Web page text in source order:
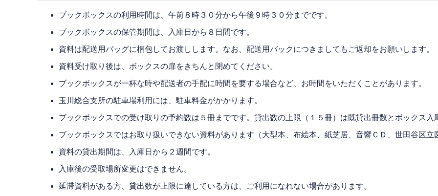
ブックボックスの利用時間は、午前８時３０分から午後９時３０分までです。
ブックボックスの保管期間は、入庫日から８日間です。
資料は配送用バッグに梱包してお渡しします。なお、配送用バックにつきましてもご返却をお願いします。
資料受け取り後は、ボックスの扉をきちんと閉めてください。
ブックボックスが一杯な時や配送者の手配に時間を要する場合など、お時間をいただくことがあります。
玉川総合支所の駐車場利用には、駐車料金がかかります。
ブックボックスでの受け取りの予約数は５冊までです。貸出数の上限（１５冊）は既貸出冊数とボックス
ブックボックスではお取り扱いできない資料があります（大型本、布絵本、紙芝居、音響ＣＤ、世田谷区
資料の貸出期間は、入庫日から２週間です。
入庫後の受取場所変更はできません。
延滞資料がある方、貸出数が上限に達している方は、ご利用になれない場合があります。